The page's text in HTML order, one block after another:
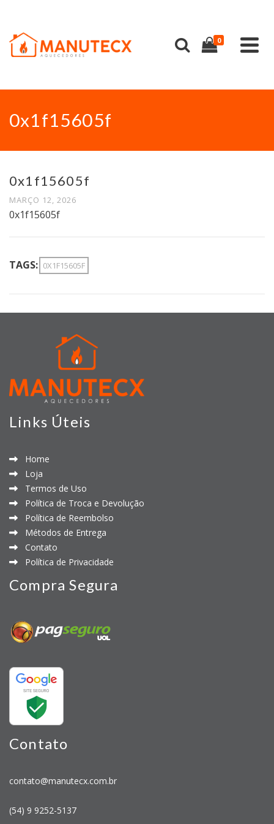
0
0x1f15605f
0x1f15605f
MARÇO 12, 2026
0x1f15605f
TAGS: 0X1F15605F
Links Úteis
Home
Loja
Termos de Uso
Política de Troca e Devolução
Política de Reembolso
Métodos de Entrega
Contato
Política de Privacidade
Compra Segura
Contato
contato@manutecx.com.br
(54) 9 9252-5137